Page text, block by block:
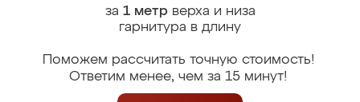
за 1 метрверха и низа
гарнитура в длину
Поможем рассчитать точную стоимость!
Ответим менее, чем за 15 минут!